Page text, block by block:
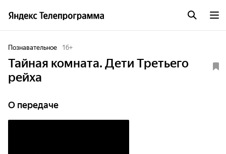
Познавательное 16+
Тайная комната. Дети Третьего
рейха
О передаче